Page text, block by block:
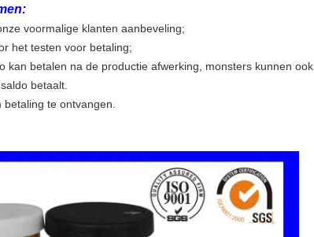
voormalige klanten aanbeveling;
het testen voor betaling;
kan betalen na de productie afwerking, monsters kunnen ook
betaalt.
te ontvangen.